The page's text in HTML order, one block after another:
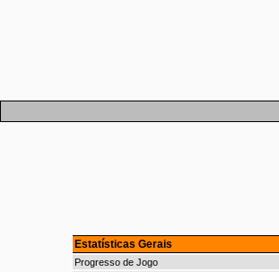
Estatísticas Gerais
Progresso de Jogo